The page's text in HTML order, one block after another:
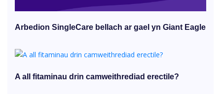
Arbedion SingleCare bellach ar gael yn Giant Eagle
A all fitaminau drin camweithrediad erectile?